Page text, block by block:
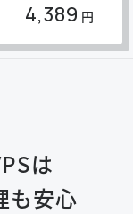
4,389 円
は
も安心